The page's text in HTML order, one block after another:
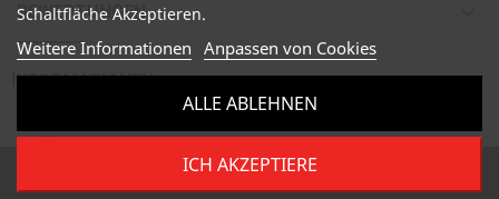
BEWERTUNGEN
INFORMATIONEN 
Schaltfläche Akzeptieren.
Weitere Informationen Anpassen von Cookies
ALLE ABLEHNEN
ICH AKZEPTIERE
Your Spanish Corner. Todos los derechos reservados